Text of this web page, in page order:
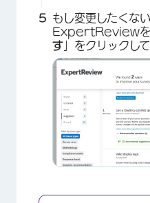
もし変更したくな
ExpertReviewを
す 」をクリックし